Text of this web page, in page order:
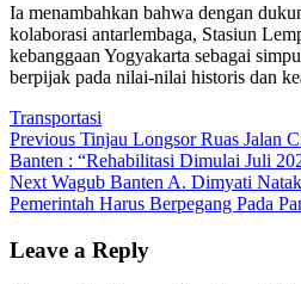
Ia menambahkan bahwa dengan
kolaborasi antarlembaga, Stasiun
kebanggaan Yogyakarta sebagai
berpijak pada nilai-nilai historis dan
Transportasi
Post
navigation
Previous Previous
post:
Tinjau Longsor Ruas Jalan
Banten : “Rehabilitasi Dimulai Juli
Next Next
post:
Wagub Banten A. Dimyati
Pemerintah Harus Berpegang Pada
Leave a Reply